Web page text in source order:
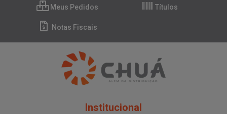
Meus Pedidos Títulos
Notas Fiscais
Institucional